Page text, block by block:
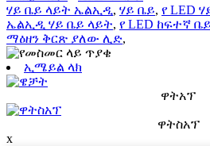
ሃይ ቤይ ላይት ኤልኢዲ, ሃይ ቤይ, የ LED
ኤልኢዲ ሃይ ቤይ ላይት, የ LED ከፍተኛ
ማዕዘን ቅርጽ ያለው ሊድ,
ኢሜይል ላክ
ዋትአፕ
ዋትስአፕ
x